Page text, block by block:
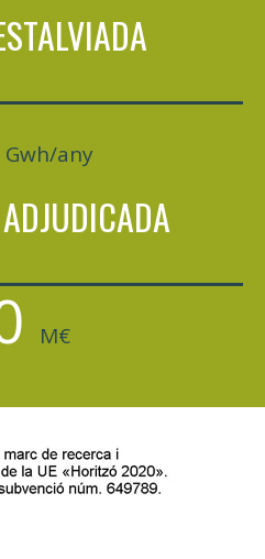
Gwh/any
M€